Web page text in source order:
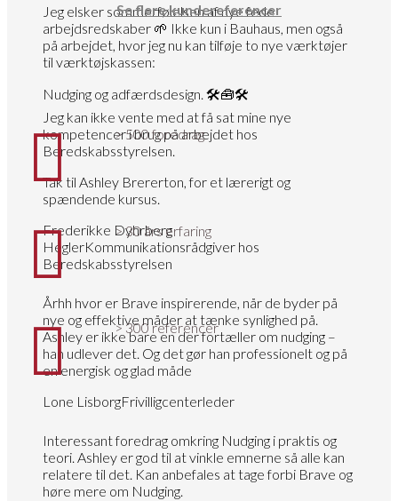
Jeg elsker sommerfølelsen af nye fede
arbejdsredskaber 🌱 Ikke kun i Bauhaus, men også
på arbejdet, hvor jeg nu kan tilføje to nye værktøjer
til værktøjskassen:
Nudging og adfærdsdesign. 🛠️🧰🛠️
Jeg kan ikke vente med at få sat mine nye
kompetencer i brug på arbejdet hos
Beredskabsstyrelsen.
Tak til Ashley Brererton, for et lærerigt og
spændende kursus.
Frederikke Dyhrberg
HeglerKommunikationsrådgiver hos
Beredskabsstyrelsen
Århh hvor er Brave inspirerende, når de byder på
nye og effektive måder at tænke synlighed på.
Ashley er ikke bare en der fortæller om nudging –
han udlever det. Og det gør han professionelt og på
en energisk og glad måde
Lone LisborgFrivilligcenterleder
Interessant foredrag omkring Nudging i praktis og
teori. Ashley er god til at vinkle emnerne så alle kan
relatere til det. Kan anbefales at tage forbi Brave og
høre mere om Nudging.
Se flerekundereferencer
> 500 foredrag
> 30 års erfaring
> 300 referencer